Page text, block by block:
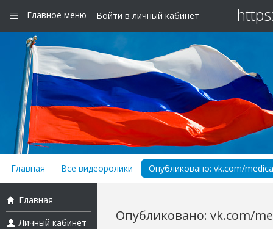
Главное меню Войти в личный кабинет
Главная Все видеоролики Опубликовано: vk.com/
Главная
Личный кабинет
Опубликовано: vk.com/